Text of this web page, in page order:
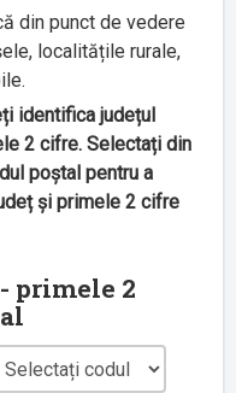
din punct de vedere
localitățile rurale,
identifica județul
2 cifre. Selectați din
poștal pentru a
și primele 2 cifre
primele 2